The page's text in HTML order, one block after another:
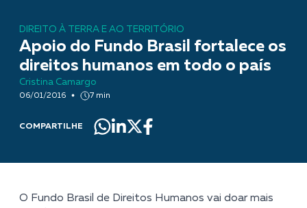
DIREITO À TERRA E AO TERRITÓRIO
Apoio do Fundo Brasil fortalece os
direitos humanos em todo o país
Cristina Camargo
06/01/2016 7 min
COMPARTILHE
O Fundo Brasil de Direitos Humanos vai doar mais